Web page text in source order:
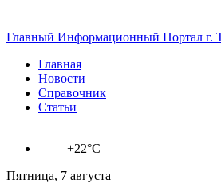
Главный Информационный Портал г.
Главная
Новости
Справочник
Статьи
+22°C
Пятница, 7 августа